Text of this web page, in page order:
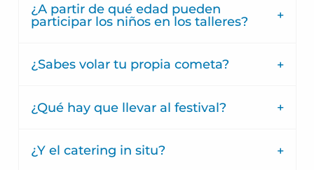
¿A partir de qué edad pueden
participar los niños en los talleres?
¿Sabes volar tu propia cometa?
¿Qué hay que llevar al festival?
¿Y el catering in situ?